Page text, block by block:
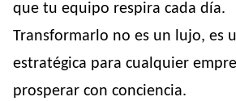
que tu equipo respira cada día.
Transformarlo no es un lujo, es
estratégica para cualquier
prosperar con conciencia.